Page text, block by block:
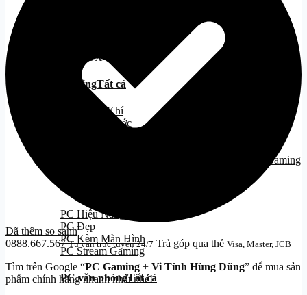
Case ITX
CoolingTất cả
Tản Nhiệt Khí
Tản Nhiệt Nước
PC Gaming
PC Gaming
PC Hiệu Năng/Giá Tốt
PC Đẹp
PC Kèm Màn Hình
PC Stream Gaming
PC văn phòngTất cả
Đã thêm so sánh
0888.667.567 Tư vấn trực tuyến 24/7 Trả góp qua thẻ Visa, Master, JCB
Tìm trên Google “PC Gaming + Vi Tính Hùng Dũng” để mua sản
phẩm chính hãng nhanh nhất nhé!